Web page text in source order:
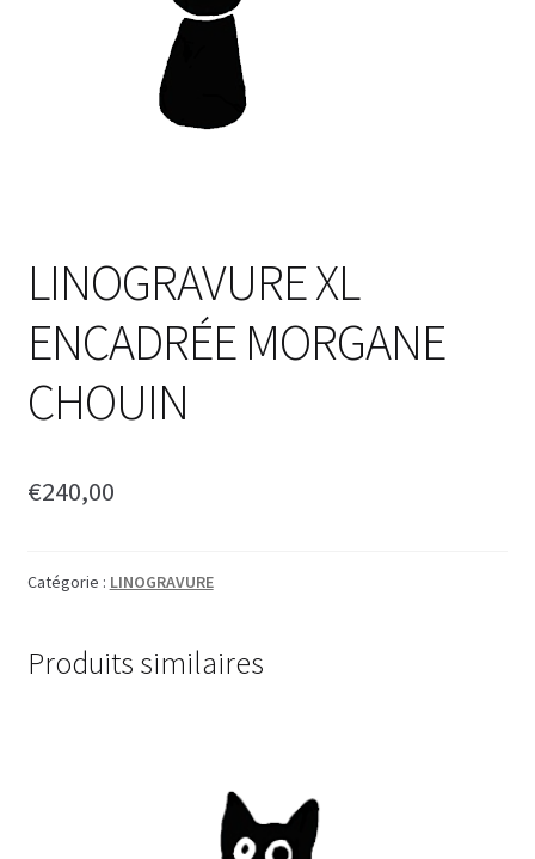
LINOGRAVURE XL
ENCADRÉE MORGANE
CHOUIN
€240,00
Catégorie : LINOGRAVURE
Produits similaires